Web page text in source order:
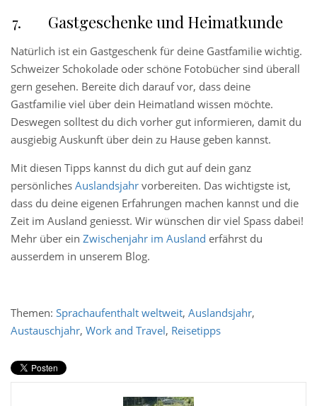
Gastgeschenke und Heimatkunde
Natürlich ist ein Gastgeschenk für deine Gastfamilie wichtig.
Schweizer Schokolade oder schöne Fotobücher sind überall
gern gesehen. Bereite dich darauf vor, dass deine
Gastfamilie viel über dein Heimatland wissen möchte.
Deswegen solltest du dich vorher gut informieren, damit du
ausgiebig Auskunft über dein zu Hause geben kannst.
Mit diesen Tipps kannst du dich gut auf dein ganz
persönliches Auslandsjahr vorbereiten. Das wichtigste ist,
dass du deine eigenen Erfahrungen machen kannst und die
Zeit im Ausland geniesst. Wir wünschen dir viel Spass dabei!
Mehr über ein Zwischenjahr im Ausland erfährst du
ausserdem in unserem Blog.
Themen: Sprachaufenthalt weltweit, Auslandsjahr,
Austauschjahr, Work and Travel, Reisetipps